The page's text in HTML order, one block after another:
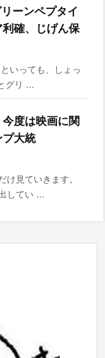
ーンペプタイ
利確、じげん保
いっても、しょっ
グリ ...
度は映画に関
大統
け見ていきます。
してい ...